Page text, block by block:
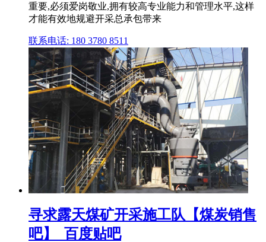
重要,必须爱岗敬业,拥有较高专业能力和管理水平,这样
才能有效地规避开采总承包带来
联系电话: 180 3780 8511
寻求露天煤矿开采施工队【煤炭销售
吧】_百度贴吧